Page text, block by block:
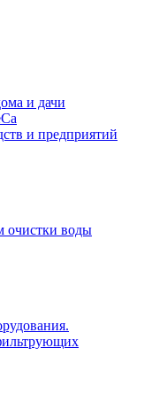
и дачи
и предприятий
очистки воды